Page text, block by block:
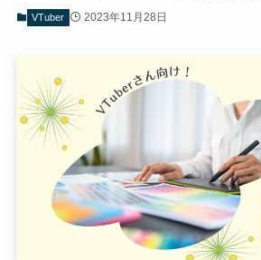
VTuber 2023年11月28日